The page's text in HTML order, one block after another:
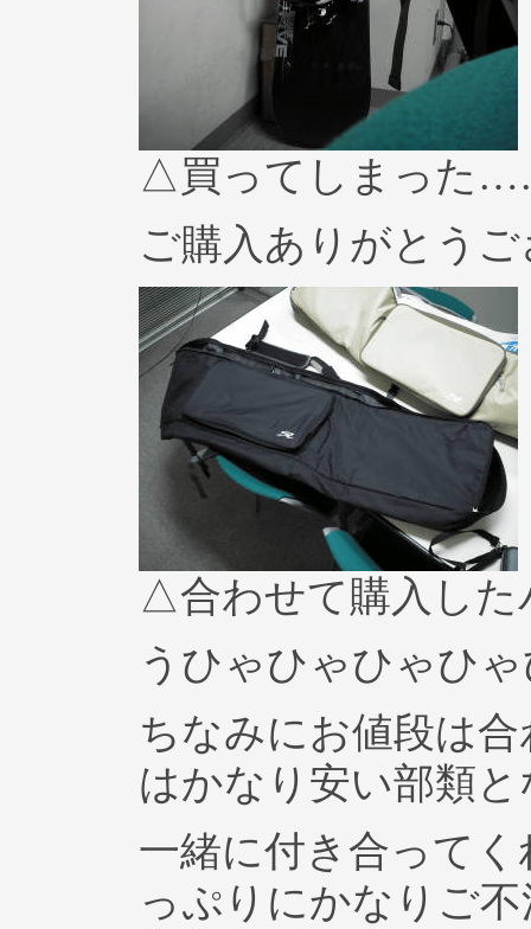
△買ってしまった
ご購入ありがとう
△合わせて購入した
うひゃひゃひゃひ
ちなみにお値段は
はかなり安い部類
一緒に付き合って
っぷりにかなりご